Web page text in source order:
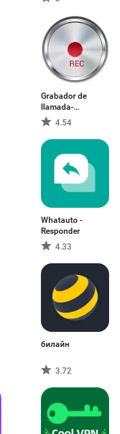
Grabador de
llamada-
Automática
4.54
Whatauto -
Responder
4.33
билайн
3.72